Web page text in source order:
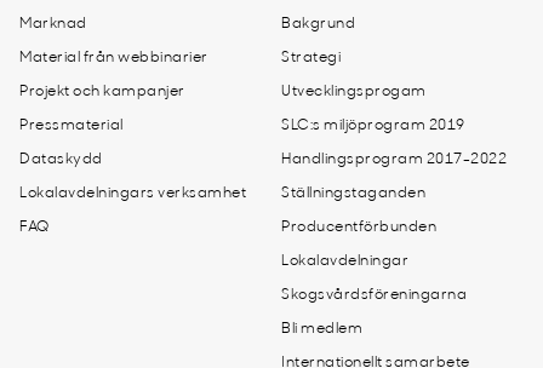
Marknad
Material från webbinarier
Projekt och kampanjer
Pressmaterial
Dataskydd
Lokalavdelningars verksamhet
FAQ
Bakgrund
Strategi
Utvecklingsprogam
SLC:s miljöprogram 2019
Handlingsprogram 2017-2022
Ställningstaganden
Producentförbunden
Lokalavdelningar
Skogsvårdsföreningarna
Bli medlem
Internationellt samarbete